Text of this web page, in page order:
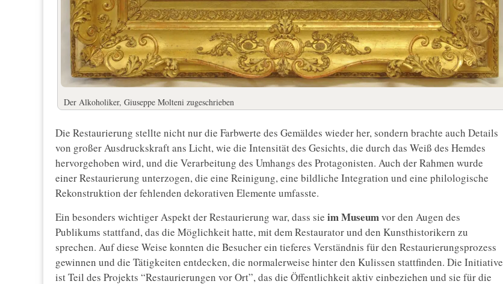
Der Alkoholiker, Giuseppe Molteni zugeschrieben
Die Restaurierung stellte nicht nur die Farbwerte des Gemäldes wieder her, sondern brachte auch Details
von großer Ausdruckskraft ans Licht, wie die Intensität des Gesichts, die durch das Weiß des Hemdes
hervorgehoben wird, und die Verarbeitung des Umhangs des Protagonisten. Auch der Rahmen wurde
einer Restaurierung unterzogen, die eine Reinigung, eine bildliche Integration und eine philologische
Rekonstruktion der fehlenden dekorativen Elemente umfasste.
Ein besonders wichtiger Aspekt der Restaurierung war, dass sie im Museumvor den Augen des
Publikums stattfand, das die Möglichkeit hatte, mit dem Restaurator und den Kunsthistorikern zu
sprechen. Auf diese Weise konnten die Besucher ein tieferes Verständnis für den Restaurierungsprozess
gewinnen und die Tätigkeiten entdecken, die normalerweise hinter den Kulissen stattfinden. Die Initiative
ist Teil des Projekts “Restaurierungen vor Ort”, das die Öffentlichkeit aktiv einbeziehen und sie für die